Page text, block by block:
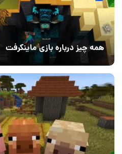
همه چیز درباره بازی ماینکرفت